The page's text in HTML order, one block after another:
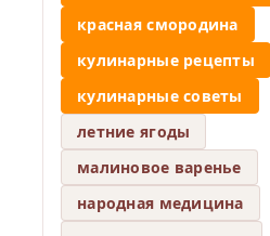
красная смородина
кулинарные рецепты
кулинарные советы
летние ягоды
малиновое варенье
народная медицина